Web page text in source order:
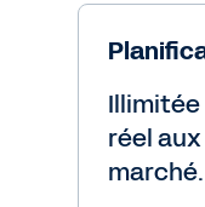
réel
marché.